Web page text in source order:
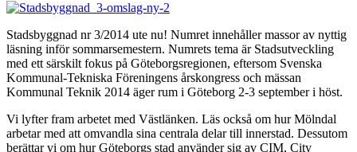
Stadsbyggnad nr 3/2014 ute nu! Numret innehåller massor av nyttig
läsning inför sommarsemestern. Numrets tema är Stadsutveckling
med ett särskilt fokus på Göteborgsregionen, eftersom Svenska
Kommunal-Tekniska Föreningens årskongress och mässan
Kommunal Teknik 2014 äger rum i Göteborg 2-3 september i höst.
Vi lyfter fram arbetet med Västlänken. Läs också om hur Mölndal
arbetar med att omvandla sina centrala delar till innerstad. Dessutom
berättar vi om hur Göteborgs stad använder sig av CIM, City